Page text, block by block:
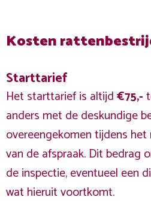
Kosten
Starttarief
Het starttarief is altijd€75,-
anders met de deskundige
overeengekomen tijdens het
van de afspraak. Dit bedrag
de inspectie, eventueel een
wat hieruit voortkomt.